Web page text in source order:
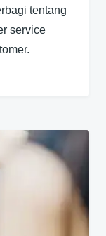
tentang
service